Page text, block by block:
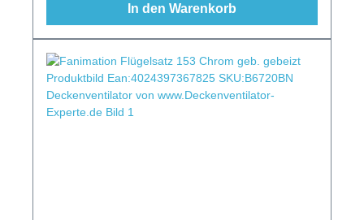
In den Warenkorb